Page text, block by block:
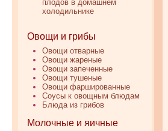
плодов в домашнем
холодильнике
Овощи и грибы
Овощи отварные
Овощи жареные
Овощи запеченные
Овощи тушеные
Овощи фаршированные
Соусы к овощным блюдам
Блюда из грибов
Молочные и яичные